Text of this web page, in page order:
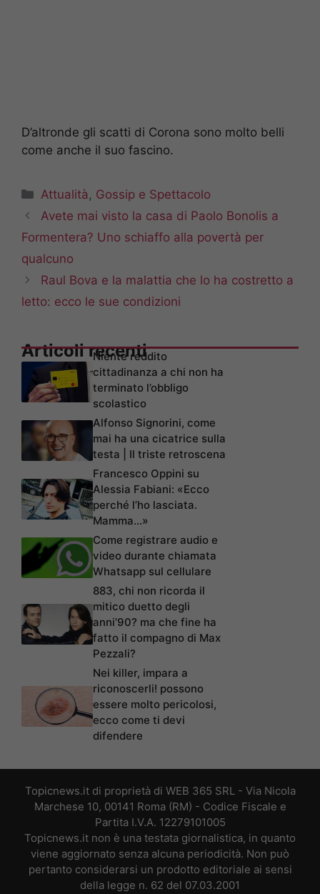
D’altronde gli scatti di Corona sono molto belli
come anche il suo fascino.
Categorie
Attualità , Gossip e Spettacolo
Avete mai visto la casa di Paolo Bonolis a
Formentera? Uno schiaffo alla povertà per
qualcuno
Raul Bova e la malattia che lo ha costretto a
letto: ecco le sue condizioni
Articoli recenti
Niente reddito
cittadinanza a chi non ha
terminato l’obbligo
scolastico
Alfonso Signorini, come
mai ha una cicatrice sulla
testa | Il triste retroscena
Francesco Oppini su
Alessia Fabiani: «Ecco
perché l’ho lasciata.
Mamma…»
Come registrare audio e
video durante chiamata
Whatsapp sul cellulare
883, chi non ricorda il
mitico duetto degli
anni’90? ma che fine ha
fatto il compagno di Max
Pezzali?
Nei killer, impara a
riconoscerli! possono
essere molto pericolosi,
ecco come ti devi
difendere
Topicnews.it di proprietà di WEB 365 SRL - Via Nicola
Marchese 10, 00141 Roma (RM) - Codice Fiscale e
Partita I.V.A. 12279101005
Topicnews.it non è una testata giornalistica, in quanto
viene aggiornato senza alcuna periodicità. Non può
pertanto considerarsi un prodotto editoriale ai sensi
della legge n. 62 del 07.03.2001